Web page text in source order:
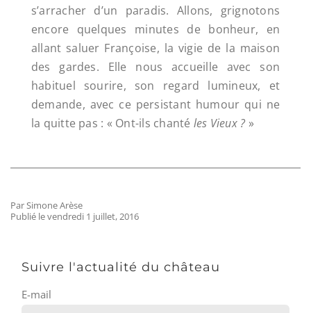
s’arracher d’un paradis. Allons, grignotons
encore quelques minutes de bonheur, en
allant saluer Françoise, la vigie de la maison
des gardes. Elle nous accueille avec son
habituel sourire, son regard lumineux, et
demande, avec ce persistant humour qui ne
la quitte pas : « Ont-ils chanté les Vieux ?»
Par Simone Arèse
Publié le vendredi 1 juillet, 2016
Suivre l'actualité du château
E-mail